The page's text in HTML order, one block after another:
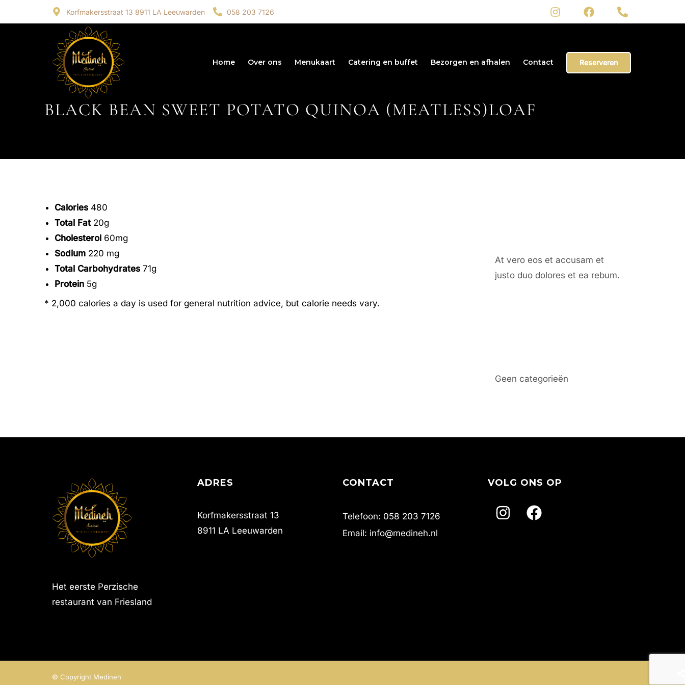
Korfmakersstraat 13 8911 LA Leeuwarden 058 203 7126
Home Over ons Menukaart Catering en buffet Bezorgen en afhalen Contact Reserveren
BLACK BEAN SWEET POTATO QUINOA (MEATLESS)LOAF
Calories 480
Total Fat20g
Cholesterol 60mg
Sodium 220 mg
Total Carbohydrates 71g
Protein 5g
* 2,000 calories a day is used for general nutrition advice, but calorie needs vary.
At vero eos et accusam et
justo duo dolores et ea rebum.
Geen categorieën
Het eerste Perzische
restaurant van Friesland
ADRES
Korfmakersstraat 13
8911 LA Leeuwarden
CONTACT
Telefoon: 058 203 7126
Email: info@medineh.nl
VOLG ONS OP
© Copyright Medineh